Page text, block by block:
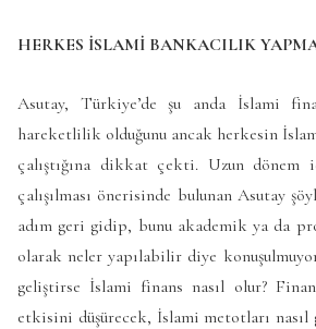
HERKES İSLAMİ BANKACILIK
Asutay, Türkiye’de şu anda İslami
hareketlilik olduğunu ancak herkesin
çalıştığına dikkat çekti. Uzun dönem
çalışılması önerisinde bulunan Asutay
adım geri gidip, bunu akademik ya da
olarak neler yapılabilir diye
geliştirse İslami finans nasıl olur?
etkisini düşürecek, İslami metotları